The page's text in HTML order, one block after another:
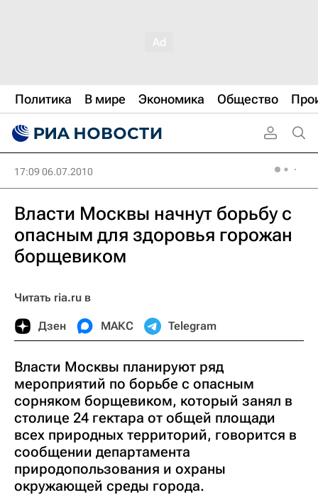
Политика В мире Экономика Общество
17:09 06.07.2010
Власти Москвы начнут борьбу с
опасным для здоровья горожан
борщевиком
Читать ria.ru в
Дзен МАКС Telegram
Власти Москвы планируют ряд
мероприятий по борьбе с опасным
сорняком борщевиком, который занял в
столице 24 гектара от общей площади
всех природных территорий, говорится в
сообщении департамента
природопользования и охраны
окружающей среды города.